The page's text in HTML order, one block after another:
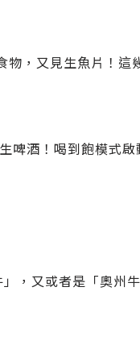
，又見生魚片！這
啤酒！喝到飽模式啟
，又或者是「奧州